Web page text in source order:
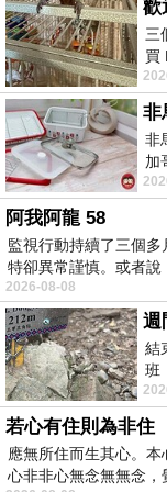
歡
三
買
顧
非
非
加
阿我阿龍 58
監視行動持續了三個
特卻異常謹慎。或者
2026-08-08
結
班
花
若心有住則為非住
應無所住而生其心。
心非非心無念無無念